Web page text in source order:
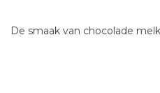
De smaak van chocolade